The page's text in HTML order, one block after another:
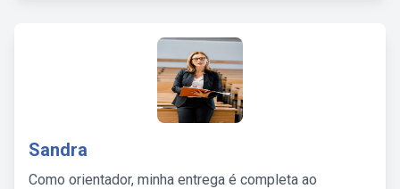
Sandra
Como orientador, minha entrega é completa ao